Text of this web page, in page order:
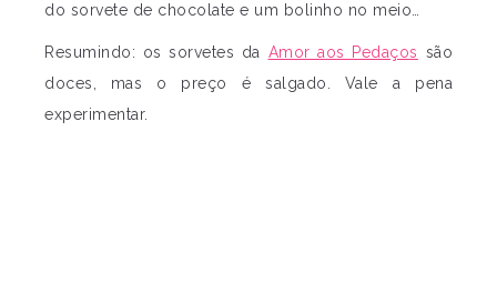
do sorvete de chocolate e um bolinho no meio…
Resumindo: os sorvetes da Amor aos Pedaços são
doces, mas o preço é salgado. Vale a pena
experimentar.